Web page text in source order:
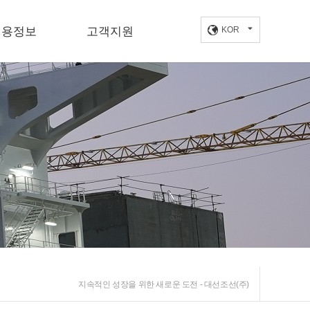
정보
용공고
인재상
복리후생
입사지원
고객지원
정보센터
오시는길
KOR
지속적인 성장을 위한 새로운 도전 - 대선조선(주)